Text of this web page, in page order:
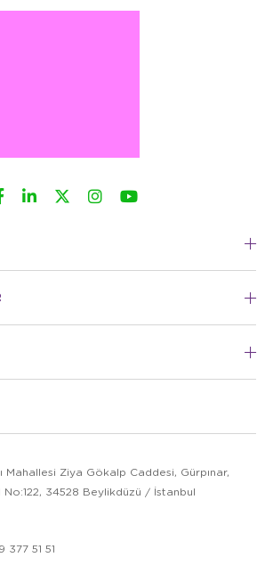
Mahallesi Ziya Gökalp Caddesi, Gürpınar,
No:122, 34528 Beylikdüzü / İstanbul
51 51